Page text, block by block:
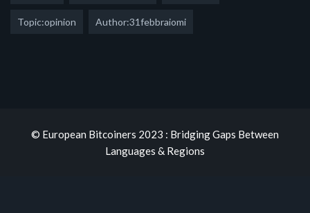
Topic:opinion Author:31febbraiomi
© European Bitcoiners 2023 : Bridging Gaps Between
Languages & Regions